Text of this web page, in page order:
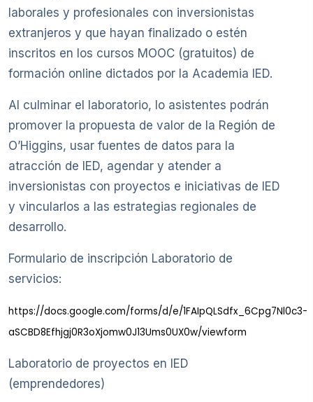
laborales y profesionales con inversionistas
extranjeros y que hayan finalizado o estén
inscritos en los cursos MOOC (gratuitos) de
formación online dictados por la Academia IED.
Al culminar el laboratorio, lo asistentes podrán
promover la propuesta de valor de la Región de
O’Higgins, usar fuentes de datos para la
atracción de IED, agendar y atender a
inversionistas con proyectos e iniciativas de IED
y vincularlos a las estrategias regionales de
desarrollo.
Formulario de inscripción Laboratorio de
servicios:
https://docs.google.com/forms/d/e/1FAIpQLSdfx_6Cpg7Nl0c3-
aSCBD8Efhjgj0R3oXjomw0J13Ums0UX0w/viewform
Laboratorio de proyectos en IED
(emprendedores)